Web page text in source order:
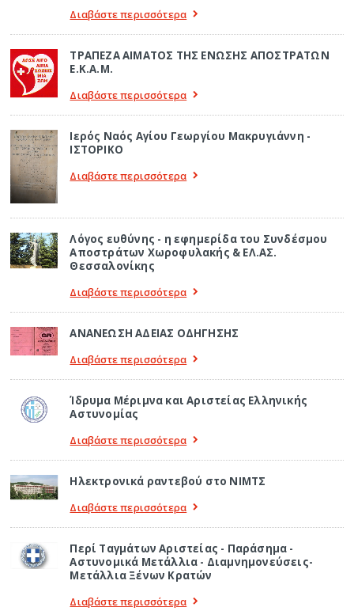
Διαβάστε περισσότερα
ΤΡΑΠΕΖΑ ΑΙΜΑΤΟΣ ΤΗΣ ΕΝΩΣΗΣ ΑΠΟΣΤΡΑΤΩΝ
Ε.Κ.Α.Μ.
Διαβάστε περισσότερα
Ιερός Ναός Αγίου Γεωργίου Μακρυγιάννη -
ΙΣΤΟΡΙΚΟ
Διαβάστε περισσότερα
Λόγος ευθύνης - η εφημερίδα του Συνδέσμου
Αποστράτων Χωροφυλακής & ΕΛ.ΑΣ.
Θεσσαλονίκης
Διαβάστε περισσότερα
ΑΝΑΝΕΩΣΗ ΑΔΕΙΑΣ ΟΔΗΓΗΣΗΣ
Διαβάστε περισσότερα
Ίδρυμα Μέριμνα και Αριστείας Ελληνικής
Αστυνομίας
Διαβάστε περισσότερα
Ηλεκτρονικά ραντεβού στο ΝΙΜΤΣ
Διαβάστε περισσότερα
Περί Ταγμάτων Αριστείας - Παράσημα -
Αστυνομικά Μετάλλια - Διαμνημονεύσεις-
Μετάλλια Ξένων Κρατών
Διαβάστε περισσότερα